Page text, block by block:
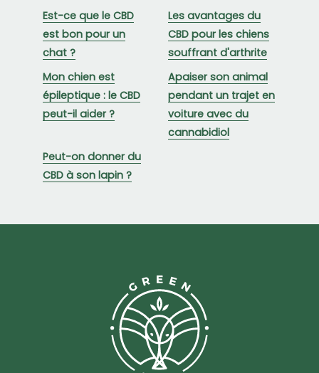
Est-ce que le CBD
est bon pour un
chat ?
Les avantages du
CBD pour les chiens
souffrant d'arthrite
Mon chien est
épileptique : le CBD
peut-il aider ?
Apaiser son animal
pendant un trajet en
voiture avec du
cannabidiol
Peut-on donner du
CBD à son lapin ?